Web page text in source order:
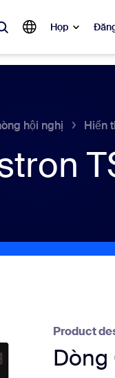
Họp
hội nghị Hiển
Product
Dòng